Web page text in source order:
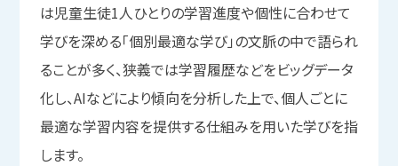
は児童生徒1人ひとりの学習進度や個性に合わせて
学びを深める「個別最適な学び」の文脈の中で語られ
ることが多く、狭義では学習履歴などをビッグデータ
化し、AIなどにより傾向を分析した上で、個人ごとに
最適な学習内容を提供する仕組みを用いた学びを指
します。